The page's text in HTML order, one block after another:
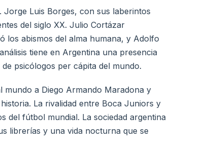
Luis Borges, con sus laberintos
del siglo XX. Julio Cortázar
los abismos del alma humana, y Adolfo
tiene en Argentina una presencia
psicólogos per cápita del mundo.
mundo a Diego Armando Maradona y
La rivalidad entre Boca Juniors y
del fútbol mundial. La sociedad argentina
librerías y una vida nocturna que se